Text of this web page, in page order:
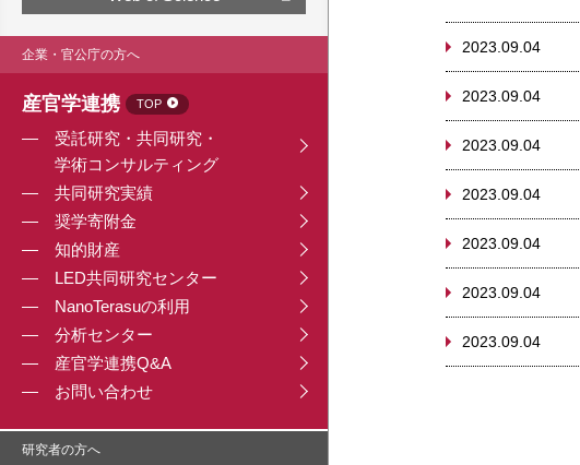
企業・官公庁の方へ
産官学連携 TOP
受託研究・共同研究・
学術コンサルティング
共同研究実績
奨学寄附金
知的財産
LED共同研究センター
NanoTerasuの利用
分析センター
産官学連携Q&A
お問い合わせ
研究者の方へ
2023.09.04
2023.09.04
2023.09.04
2023.09.04
2023.09.04
2023.09.04
2023.09.04